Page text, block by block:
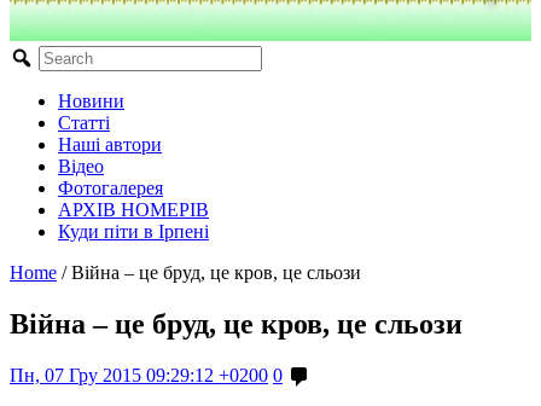
Новини
Статті
Наші автори
Відео
Фотогалерея
АРХІВ НОМЕРІВ
Куди піти в Ірпені
Home / Війна – це бруд, це кров, це сльози
Війна – це бруд, це кров, це сльози
Пн, 07 Гру 2015 09:29:12 +0200 0